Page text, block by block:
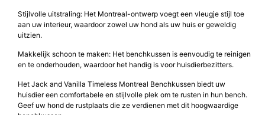
Stijlvolle uitstraling: Het Montreal-ontwerp voegt een vleugje stijl toe
aan uw interieur, waardoor zowel uw hond als uw huis er geweldig
uitzien.
Makkelijk schoon te maken: Het benchkussen is eenvoudig te reinigen
en te onderhouden, waardoor het handig is voor huisdierbezitters.
Het Jack and Vanilla Timeless Montreal Benchkussen biedt uw
huisdier een comfortabele en stijlvolle plek om te rusten in hun bench.
Geef uw hond de rustplaats die ze verdienen met dit hoogwaardige